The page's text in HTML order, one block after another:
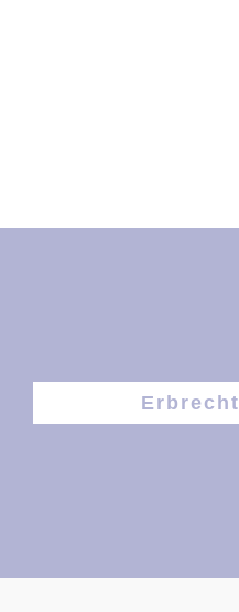
Erbrecht